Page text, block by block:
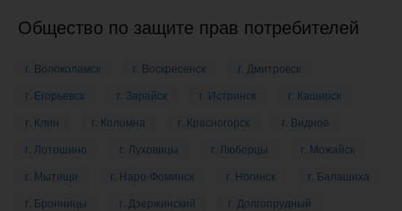
Общество по защите прав потребителей
г. Волоколамск г. Воскресенск
г. Дмитровск
г. Егорьевск
г. Зарайск г. Истринск
г. Каширск
г. Клин
г. Коломна г. Красногорск
г. Видное
г. Лотошино
г. Луховицы г. Люберцы
г. Можайск
г. Мытищи
г. Наро-Фоминск г. Ногинск
г. Балашиха
г. Бронницы
г. Дзержинский
г. Долгопрудный